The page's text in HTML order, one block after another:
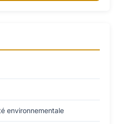
environnementale